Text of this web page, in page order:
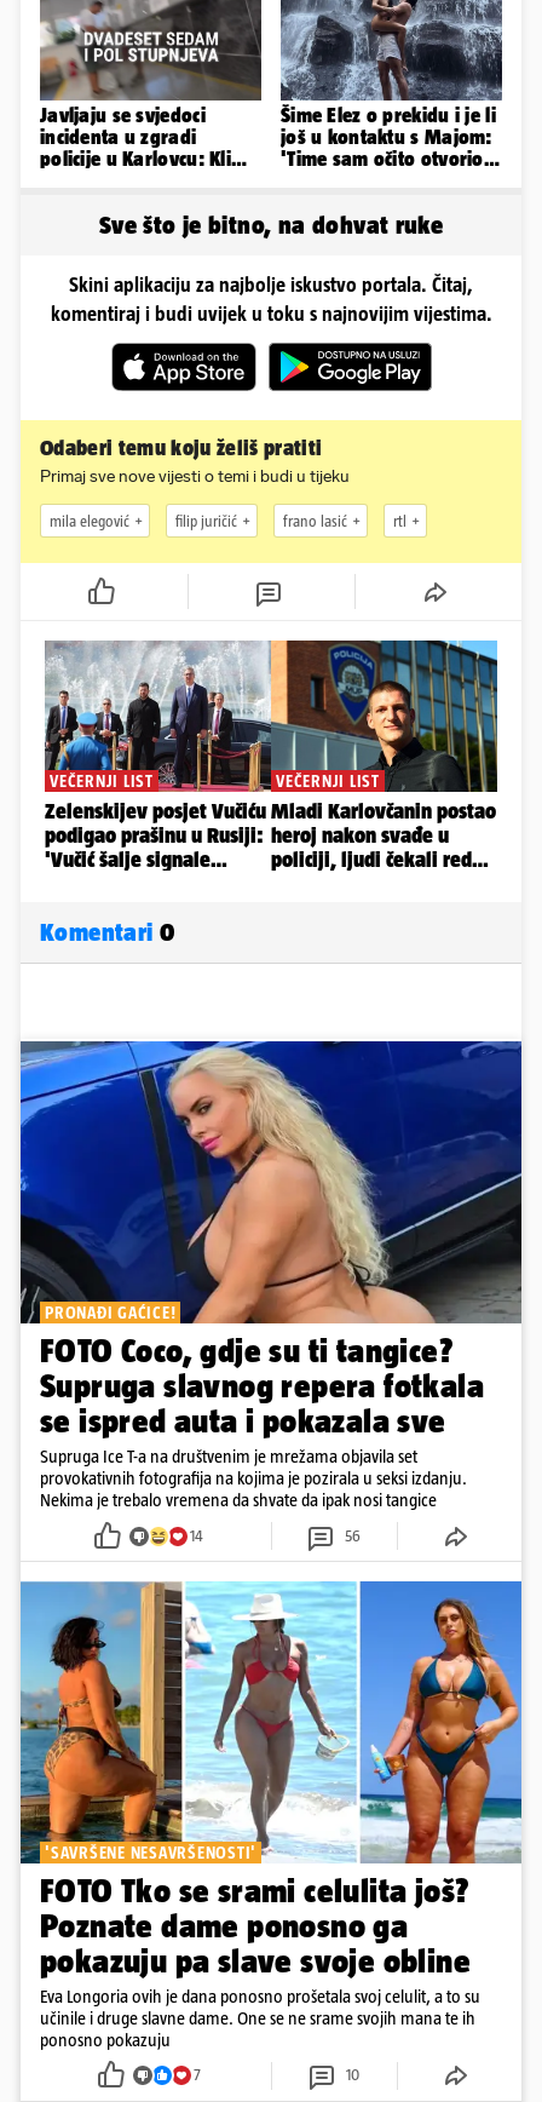
Javljaju se svjedoci
incidenta u zgradi
policije u Karlovcu: Klima
Šime Elez o prekidu i je li
još u kontaktu s Majom:
'Time sam očito otvorio
Sve što je bitno, na dohvat ruke
Skini aplikaciju za najbolje iskustvo portala. Čitaj,
komentiraj i budi uvijek u toku s najnovijim vijestima.
Odaberi temu koju želiš pratiti
Primaj sve nove vijesti o temi i budi u tijeku
mila elegović filip juričić frano lasić rtl
Komentari 0
PRONAĐI GAĆICE!
FOTO Coco, gdje su ti tangice?
Supruga slavnog repera fotkala
se ispred auta i pokazala sve
Supruga Ice T-a na društvenim je mrežama objavila set
provokativnih fotografija na kojima je pozirala u seksi izdanju.
Nekima je trebalo vremena da shvate da ipak nosi tangice
14 56
'SAVRŠENE NESAVRŠENOSTI'
FOTO Tko se srami celulita još?
Poznate dame ponosno ga
pokazuju pa slave svoje obline
Eva Longoria ovih je dana ponosno prošetala svoj celulit, a to su
učinile i druge slavne dame. One se ne srame svojih mana te ih
ponosno pokazuju
7 10